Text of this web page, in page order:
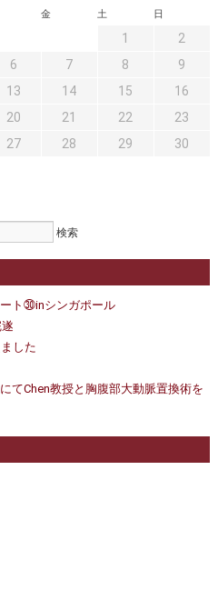
ドクターカー
金 土 日
1
2
6 7 8
9
13 14 15
16
20 21 22
23
27 28 29
30
ト㉚inシンガポール
した
てChen教授と胸腹部大動脈置換術を